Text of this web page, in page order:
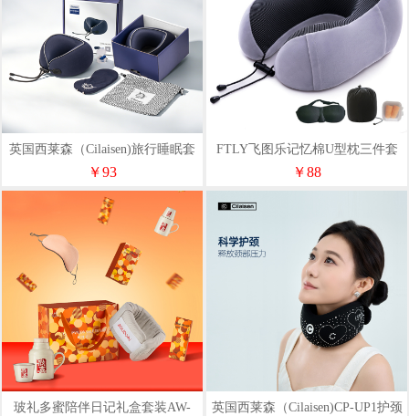
英国西莱森（Cilaisen)旅行睡眠套
装CP-C8
￥93
FTLY飞图乐记忆棉U型枕三件套
￥88
玻礼多蜜陪伴日记礼盒套装AW-
英国西莱森（Cilaisen)CP-UP1护颈